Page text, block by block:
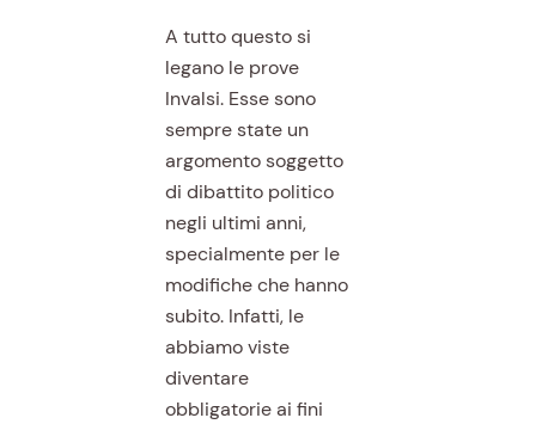
A tutto questo si
legano le prove
Invalsi. Esse sono
sempre state un
argomento soggetto
di dibattito politico
negli ultimi anni,
specialmente per le
modifiche che hanno
subito. Infatti, le
abbiamo viste
diventare
obbligatorie ai fini